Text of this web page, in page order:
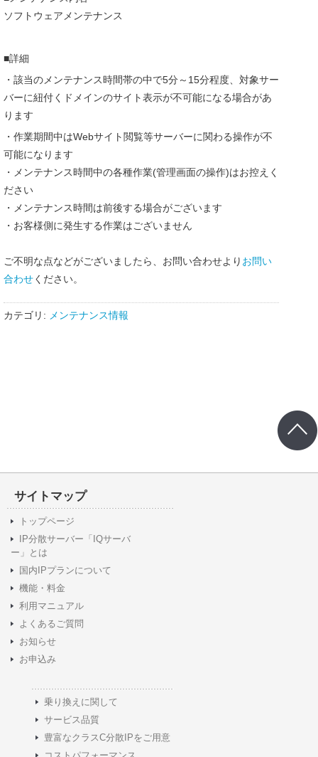
ソフトウェアメンテナンス
■詳細
・該当のメンテナンス時間帯の中で5分～15分程度、対象サー
バーに紐付くドメインのサイト表示が不可能になる場合があ
ります
・作業期間中はWebサイト閲覧等サーバーに関わる操作が不
可能になります
・メンテナンス時間中の各種作業(管理画面の操作)はお控えく
ださい
・メンテナンス時間は前後する場合がございます
・お客様側に発生する作業はございません
ご不明な点などがございましたら、お問い合わせより お問い
合わせください。
カテゴリ: メンテナンス情報
サイトマップ
トップページ
IP分散サーバー「IQサーバ
ー」とは
国内IPプランについて
機能・料金
利用マニュアル
よくあるご質問
お知らせ
お申込み
乗り換えに関して
サービス品質
豊富なクラスC分散IPをご用意